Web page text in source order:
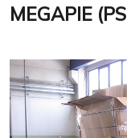
MEGAPIE